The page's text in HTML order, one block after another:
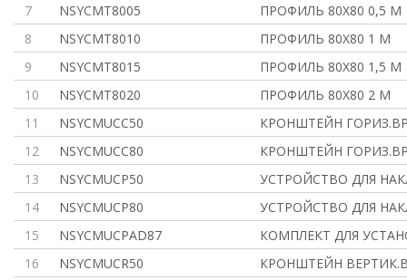
7
NSYCMT8005
ПРОФИЛЬ 80Х80 0,5 М
8
NSYCMT8010
ПРОФИЛЬ 80Х80 1 М
9
NSYCMT8015
ПРОФИЛЬ 80Х80 1,5 М
10
NSYCMT8020
ПРОФИЛЬ 80Х80 2 М
11
NSYCMUCC50
КРОНШТЕЙН
12
NSYCMUCC80
КРОНШТЕЙН
13
NSYCMUCP50
УСТРОЙСТВО ДЛЯ
14
NSYCMUCP80
УСТРОЙСТВО ДЛЯ
15
NSYCMUCPAD87
КОМПЛЕКТ ДЛЯ
16
NSYCMUCR50
КРОНШТЕЙН